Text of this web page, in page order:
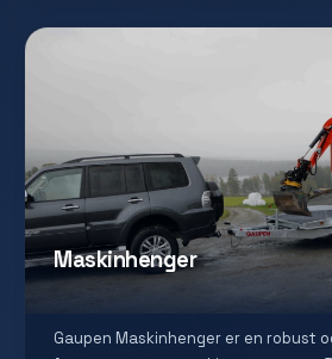
Maskinhenger
Gaupen Maskinhenger er en robust